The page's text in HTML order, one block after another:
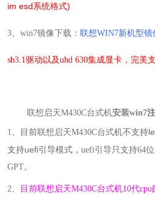
im esd系统格式)
3 、win7镜像下载：联想WIN7新机型镜
sb3.1驱动以及uhd 630集成显卡，完美
联想启天M430C台式机安装win7
1 目前联想启天M430C台式机不支持
支持uefi引导模式，uefi引导只支持64
GPT。
2 目前联想启天M430C台式机10代cpu